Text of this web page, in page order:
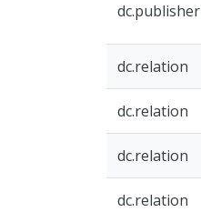
dc.publisher
dc.relation
dc.relation
dc.relation
dc.relation